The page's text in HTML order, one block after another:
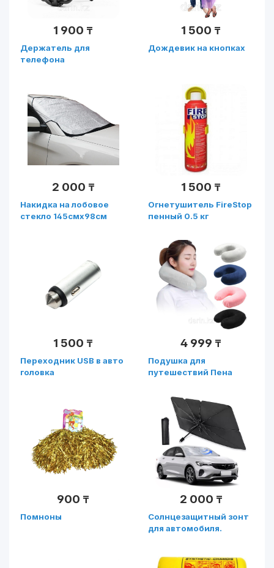
1 900 ₸
Держатель для
телефона
1 500 ₸
Дождевик на кнопках
2 000 ₸
Накидка на лобовое
стекло 145смх98см
1 500 ₸
Огнетушитель FireStop
пенный 0.5 кг
1 500 ₸
Переходник USB в авто
головка
4 999 ₸
Подушка для
путешествий Пена
900 ₸
Помноны
2 000 ₸
Солнцезащитный зонт
для автомобиля.